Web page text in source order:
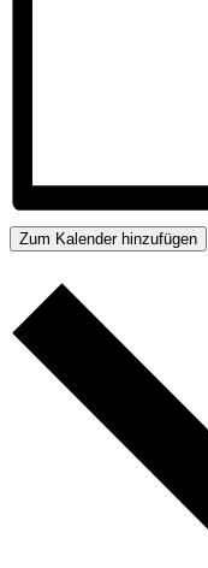
Zum Kalender hinzufügen